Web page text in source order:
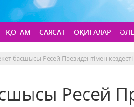
ҚОҒАМ САЯСАТ ОҚИҒАЛАР
басшысы Ресей Президентімен кездесті
Ресей